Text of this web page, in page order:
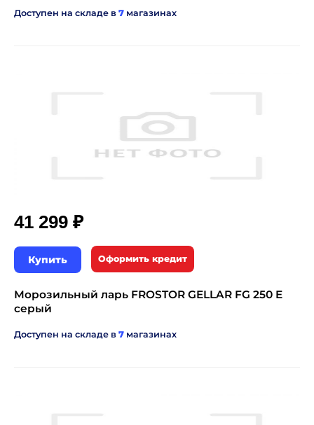
Доступен на складе в 7 магазинах
41 299 ₽
Купить Оформить кредит
Морозильный ларь FROSTOR GELLAR FG 250 E
серый
Доступен на складе в 7 магазинах